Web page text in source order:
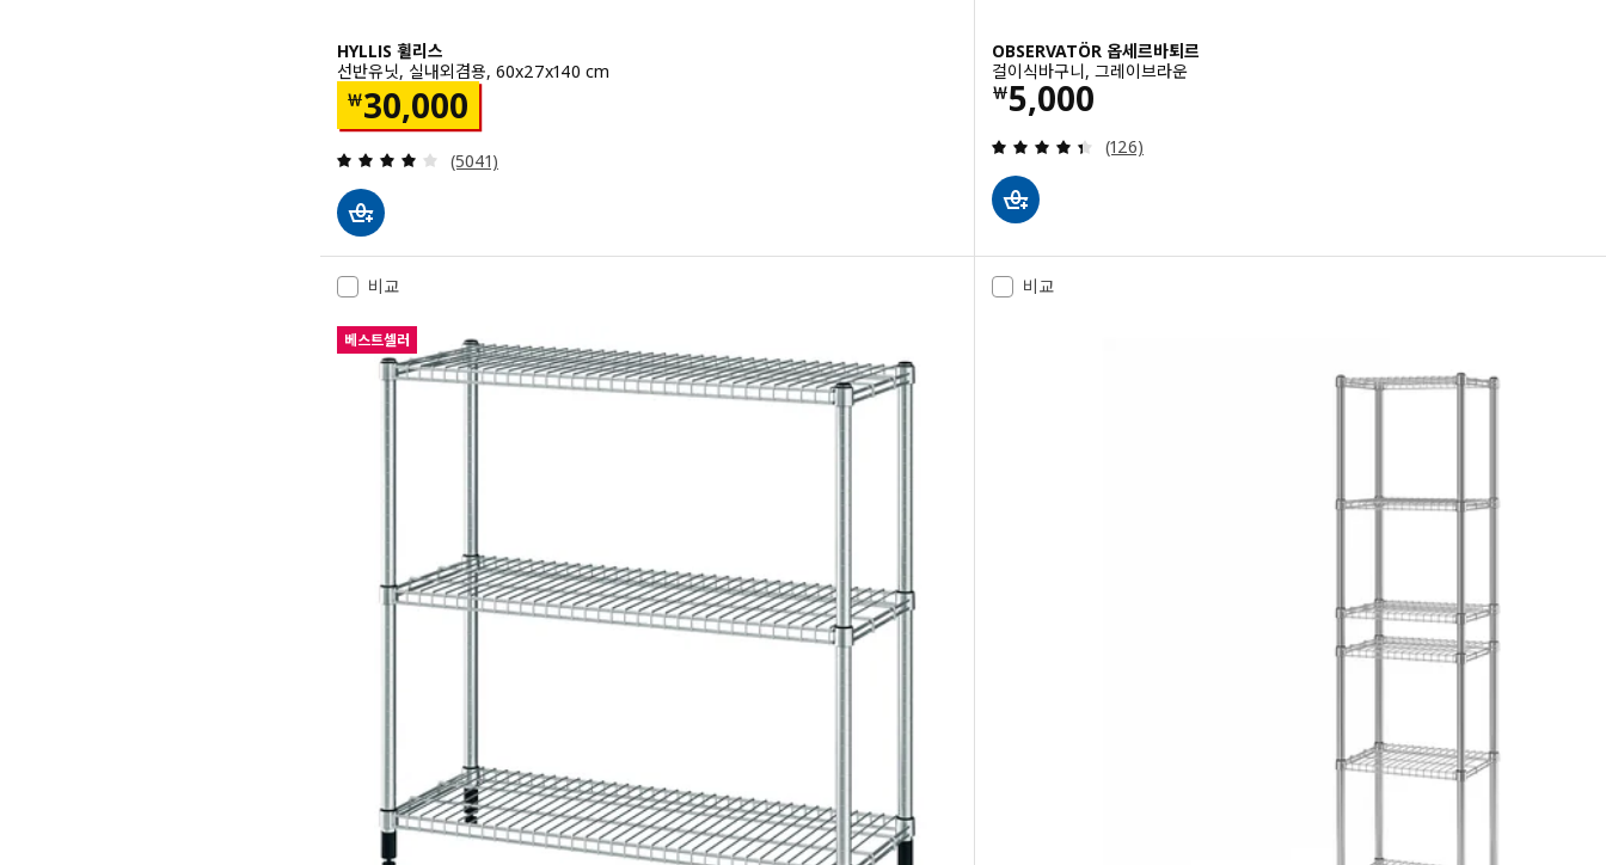
HYLLIS 휠리스
선반유닛, 실내외겸용, 60x27x140 cm
￦30,000
가격 ￦ 30000
검토: 4.1 밖으로 5 별. 총 리뷰 수:
(5041)
OBSERVATÖR 옵세르바퇴르
걸이식바구니, 그레이브라운
￦5,000
가격 ￦ 5000
검토: 4.4 밖으로 5 별. 총 리뷰 수:
(126)
비교
베스트셀러
비교